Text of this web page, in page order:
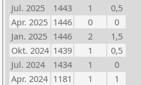
Jul. 2025
1443 1
0,5
Apr. 2025 1446 0
0
Jan. 2025 1446 2
1,5
Okt. 2024 1439 1
0,5
Jul. 2024
1434 1
0
Apr. 2024 1181 1
1